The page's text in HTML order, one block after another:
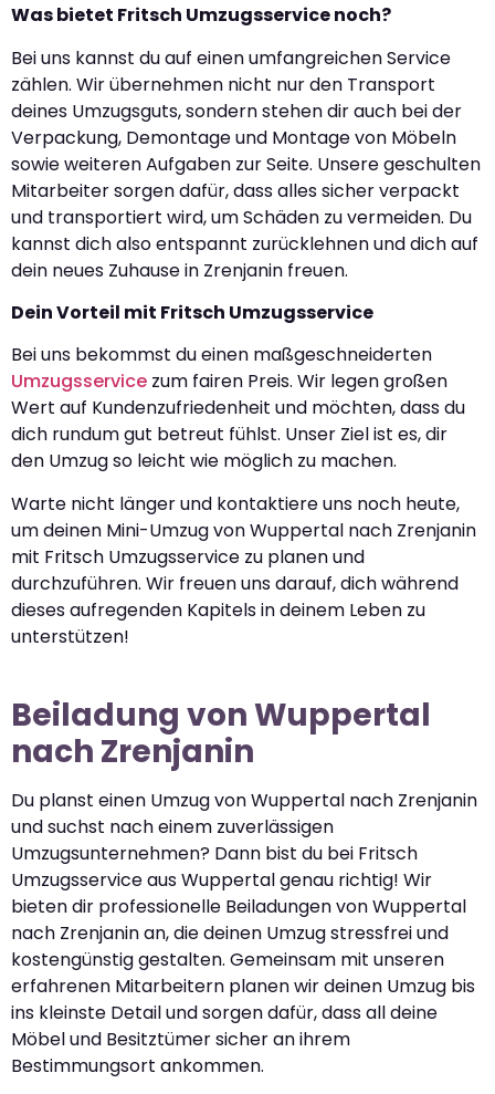
Was bietet Fritsch Umzugsservice noch?
Bei uns kannst du auf einen umfangreichen Service
zählen. Wir übernehmen nicht nur den Transport
deines Umzugsguts, sondern stehen dir auch bei der
Verpackung, Demontage und Montage von Möbeln
sowie weiteren Aufgaben zur Seite. Unsere geschulten
Mitarbeiter sorgen dafür, dass alles sicher verpackt
und transportiert wird, um Schäden zu vermeiden. Du
kannst dich also entspannt zurücklehnen und dich auf
dein neues Zuhause in Zrenjanin freuen.
Dein Vorteil mit Fritsch Umzugsservice
Bei uns bekommst du einen maßgeschneiderten
Umzugsservice zum fairen Preis. Wir legen großen
Wert auf Kundenzufriedenheit und möchten, dass du
dich rundum gut betreut fühlst. Unser Ziel ist es, dir
den Umzug so leicht wie möglich zu machen.
Warte nicht länger und kontaktiere uns noch heute,
um deinen Mini-Umzug von Wuppertal nach Zrenjanin
mit Fritsch Umzugsservice zu planen und
durchzuführen. Wir freuen uns darauf, dich während
dieses aufregenden Kapitels in deinem Leben zu
unterstützen!
Beiladung von Wuppertal
nach Zrenjanin
Du planst einen Umzug von Wuppertal nach Zrenjanin
und suchst nach einem zuverlässigen
Umzugsunternehmen? Dann bist du bei Fritsch
Umzugsservice aus Wuppertal genau richtig! Wir
bieten dir professionelle Beiladungen von Wuppertal
nach Zrenjanin an, die deinen Umzug stressfrei und
kostengünstig gestalten. Gemeinsam mit unseren
erfahrenen Mitarbeitern planen wir deinen Umzug bis
ins kleinste Detail und sorgen dafür, dass all deine
Möbel und Besitztümer sicher an ihrem
Bestimmungsort ankommen.